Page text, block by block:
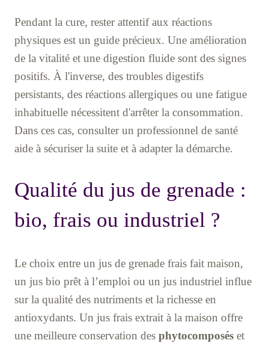
Pendant la cure, rester attentif aux réactions
physiques est un guide précieux. Une amélioration
de la vitalité et une digestion fluide sont des signes
positifs. À l'inverse, des troubles digestifs
persistants, des réactions allergiques ou une fatigue
inhabituelle nécessitent d'arrêter la consommation.
Dans ces cas, consulter un professionnel de santé
aide à sécuriser la suite et à adapter la démarche.
Qualité du jus de grenade :
bio, frais ou industriel ?
Le choix entre un jus de grenade frais fait maison,
un jus bio prêt à l’emploi ou un jus industriel influe
sur la qualité des nutriments et la richesse en
antioxydants. Un jus frais extrait à la maison offre
une meilleure conservation des phytocomposés et